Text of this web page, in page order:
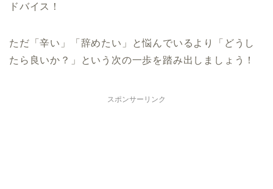
ドバイス！
ただ「辛い」「辞めたい」と悩んでいるより「どうし
たら良いか？」という次の一歩を踏み出しましょう！
スポンサーリンク